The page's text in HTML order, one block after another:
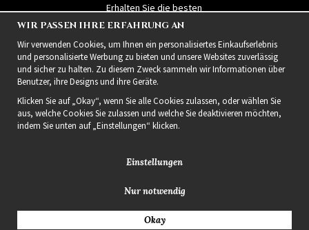
Erhalten Sie die besten
Angebote und spannende
neue Produkte!
2021 Delightful Hair
WIR PASSEN IHRE ERFAHRUNG AN
Wir verwenden Cookies, um Ihnen ein personalisiertes Einkaufserlebnis
und personalisierte Werbung zu bieten und unsere Websites zuverlässig
und sicher zu halten. Zu diesem Zweck sammeln wir Informationen über
Benutzer, ihre Designs und ihre Geräte.
Klicken Sie auf „Okay“, wenn Sie alle Cookies zulassen, oder wählen Sie
aus, welche Cookies Sie zulassen und welche Sie deaktivieren möchten,
indem Sie unten auf „Einstellungen“ klicken.
Einstellungen
Nur notwendig
Okay